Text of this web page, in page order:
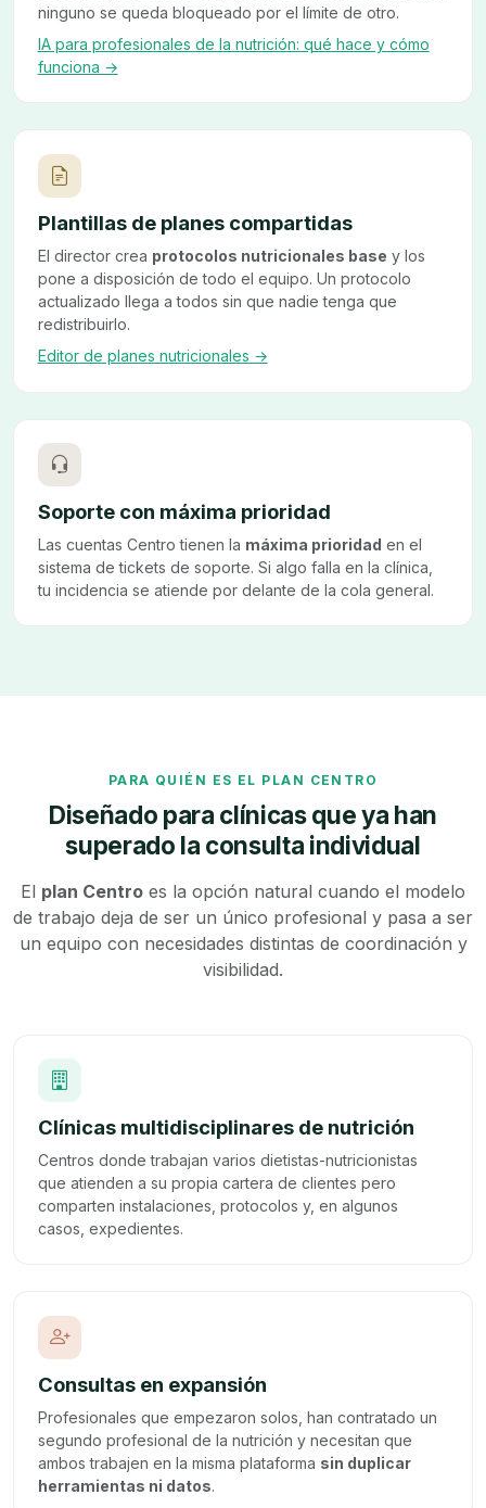
ninguno se queda bloqueado por el límite de otro.
IA para profesionales de la nutrición: qué hace y cómo
funciona →
Plantillas de planes compartidas
El director crea protocolos nutricionales base y los
pone a disposición de todo el equipo. Un protocolo
actualizado llega a todos sin que nadie tenga que
redistribuirlo.
Editor de planes nutricionales →
Soporte con máxima prioridad
Las cuentas Centro tienen la máxima prioridad en el
sistema de tickets de soporte. Si algo falla en la clínica,
tu incidencia se atiende por delante de la cola general.
PARA QUIÉN ES EL PLAN CENTRO
Diseñado para clínicas que ya han
superado la consulta individual
El plan Centro es la opción natural cuando el modelo
de trabajo deja de ser un único profesional y pasa a ser
un equipo con necesidades distintas de coordinación y
visibilidad.
Clínicas multidisciplinares de nutrición
Centros donde trabajan varios dietistas-nutricionistas
que atienden a su propia cartera de clientes pero
comparten instalaciones, protocolos y, en algunos
casos, expedientes.
Consultas en expansión
Profesionales que empezaron solos, han contratado un
segundo profesional de la nutrición y necesitan que
ambos trabajen en la misma plataforma sin duplicar
herramientas ni datos.